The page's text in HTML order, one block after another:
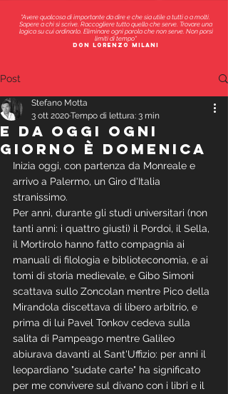
"Avere qualcosa di importante da dire e che sia utile a tutti o a molti.
Sapere a chi si scrive. Raccogliere tutto quello che serve. Trovare una
logica su cui ordinarlo. Eliminare ogni parola che non serve. Non porsi
limiti di tempo"
don lorenzo milani
Post
E da oggi ogni
giorno è domenica
Stefano Motta
3 ott 2020Tempo di lettura: 3 min
Inizia oggi, con partenza da Monreale e
arrivo a Palermo, un Giro d'Italia
stranissimo.
Per anni, durante gli studi universitari (non
tanti anni: i quattro giusti) il Pordoi, il Sella,
il Mortirolo hanno fatto compagnia ai
manuali di filologia e biblioteconomia, e ai
tomi di storia medievale, e Gibo Simoni
scattava sullo Zoncolan mentre Pico della
Mirandola discettava di libero arbitrio, e
prima di lui Pavel Tonkov cedeva sulla
salita di Pampeago mentre Galileo
abiurava davanti al Sant'Uffizio: per anni il
leopardiano "sudate carte" ha significato
per me convivere sul divano con i libri e il